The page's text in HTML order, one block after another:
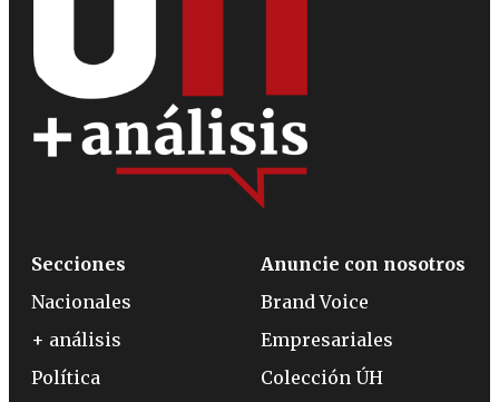
Secciones
Nacionales
+ análisis
Política
Anuncie con nosotros
Brand Voice
Empresariales
Colección ÚH